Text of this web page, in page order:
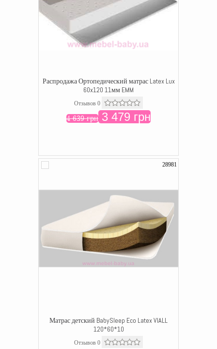
Распродажа Ортопедический матрас Latex Lux
60x120 11мм EMM
Отзывов 0
4 639 грн 3 479 грн
28981
Матрас детский BabySleep Eco Latex VIALL
120*60*10
Отзывов 0